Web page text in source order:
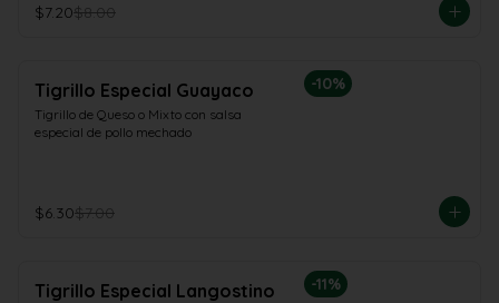
$7.20$8.00
-10%
Tigrillo Especial Guayaco
Tigrillo de Queso o Mixto con salsa
especial de pollo mechado
$6.30$7.00
-11%
Tigrillo Especial Langostino